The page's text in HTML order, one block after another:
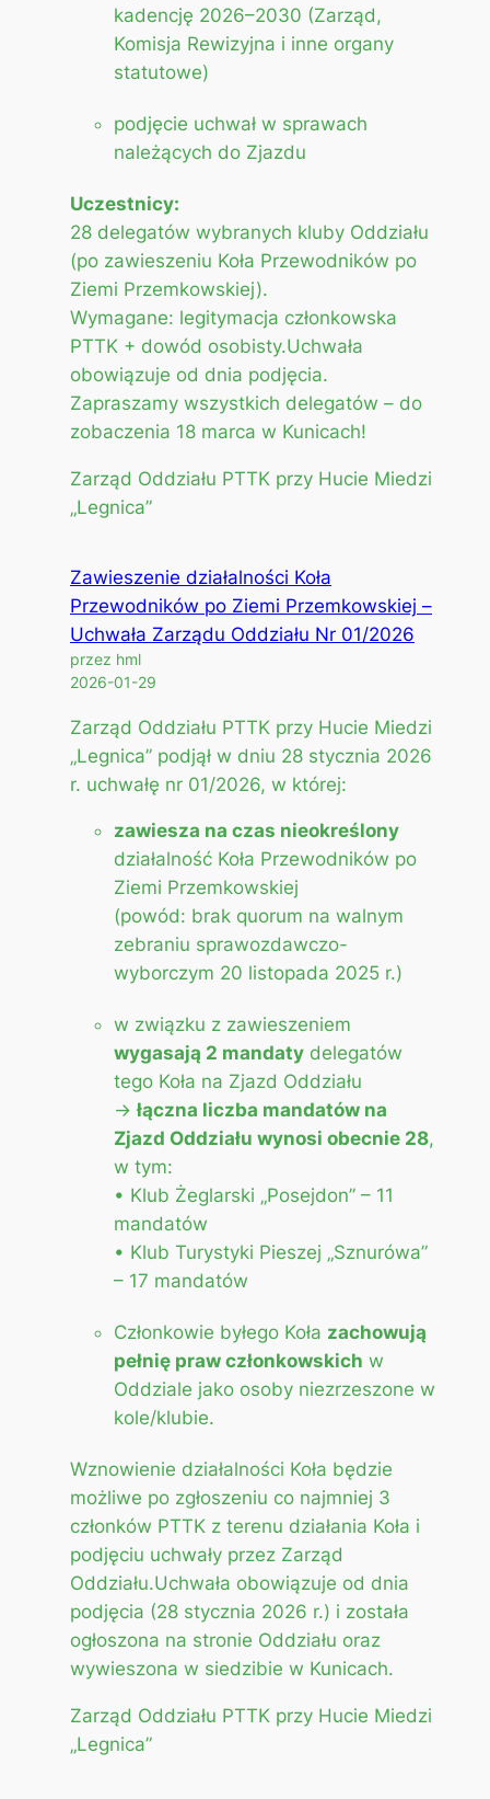
kadencję 2026–2030 (Zarząd,
Komisja Rewizyjna i inne organy
statutowe)
podjęcie uchwał w sprawach
należących do Zjazdu
Uczestnicy:
28 delegatów wybranych kluby Oddziału
(po zawieszeniu Koła Przewodników po
Ziemi Przemkowskiej).
Wymagane: legitymacja członkowska
PTTK + dowód osobisty.Uchwała
obowiązuje od dnia podjęcia.
Zapraszamy wszystkich delegatów – do
zobaczenia 18 marca w Kunicach!
Zarząd Oddziału PTTK przy Hucie Miedzi
„Legnica”
Zawieszenie działalności Koła
Przewodników po Ziemi Przemkowskiej –
Uchwała Zarządu Oddziału Nr 01/2026
przez hml
2026-01-29
Zarząd Oddziału PTTK przy Hucie Miedzi
„Legnica” podjął w dniu 28 stycznia 2026
r. uchwałę nr 01/2026, w której:
zawiesza na czas nieokreślony
działalność Koła Przewodników po
Ziemi Przemkowskiej
(powód: brak quorum na walnym
zebraniu sprawozdawczo-
wyborczym 20 listopada 2025 r.)
w związku z zawieszeniem
wygasają 2 mandaty delegatów
tego Koła na Zjazd Oddziału
→ łączna liczba mandatów na
Zjazd Oddziału wynosi obecnie 28,
w tym:
• Klub Żeglarski „Posejdon” – 11
mandatów
• Klub Turystyki Pieszej „Sznurówa”
– 17 mandatów
Członkowie byłego Koła zachowują
pełnię praw członkowskich w
Oddziale jako osoby niezrzeszone w
kole/klubie.
Wznowienie działalności Koła będzie
możliwe po zgłoszeniu co najmniej 3
członków PTTK z terenu działania Koła i
podjęciu uchwały przez Zarząd
Oddziału.Uchwała obowiązuje od dnia
podjęcia (28 stycznia 2026 r.) i została
ogłoszona na stronie Oddziału oraz
wywieszona w siedzibie w Kunicach.
Zarząd Oddziału PTTK przy Hucie Miedzi
„Legnica”